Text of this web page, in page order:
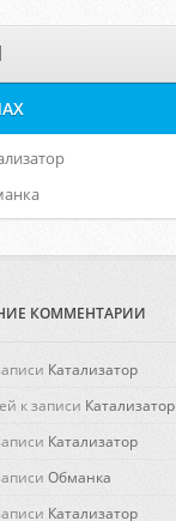
КОММЕНТАРИИ
Катализатор
к записи Катализатор
Катализатор
Обманка
Катализатор